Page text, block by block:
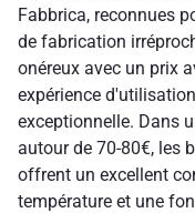
Fabbrica, reconnues
de fabrication
onéreux avec un prix
expérience
exceptionnelle. Dans
autour de 70-80€, les
offrent un excellent
température et une